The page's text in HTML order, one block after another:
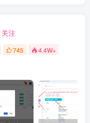
关注
745 4.4W+